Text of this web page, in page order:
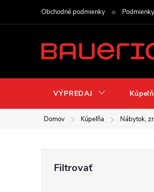
Obchodné podmienky
VÝPREDAJ
Domov Kúpeľňa Nábytok,